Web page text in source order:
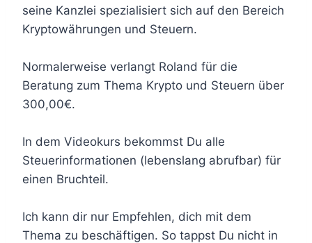
seine Kanzlei spezialisiert sich auf den Bereich
Kryptowährungen und Steuern.
Normalerweise verlangt Roland für die
Beratung zum Thema Krypto und Steuern über
300,00€.
In dem Videokurs bekommst Du alle
Steuerinformationen (lebenslang abrufbar) für
einen Bruchteil.
Ich kann dir nur Empfehlen, dich mit dem
Thema zu beschäftigen. So tappst Du nicht in